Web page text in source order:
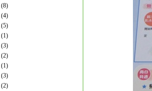
(8)
(4)
(5)
(1)
(3)
(2)
(1)
(3)
(2)